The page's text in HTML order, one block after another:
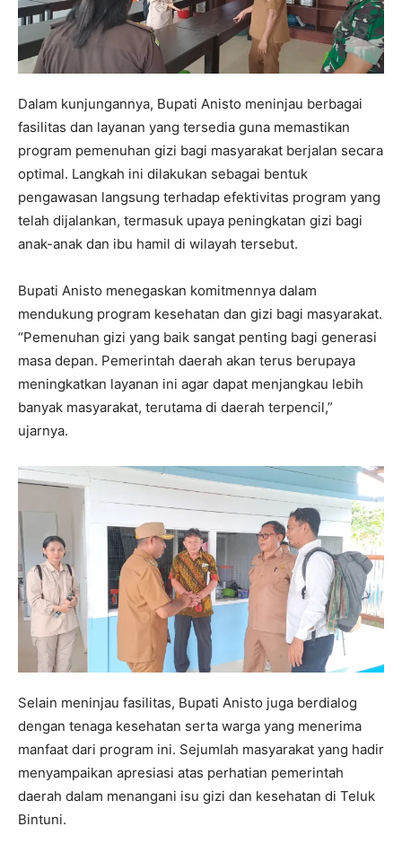
Dalam kunjungannya, Bupati Anisto meninjau berbagai
fasilitas dan layanan yang tersedia guna memastikan
program pemenuhan gizi bagi masyarakat berjalan secara
optimal. Langkah ini dilakukan sebagai bentuk
pengawasan langsung terhadap efektivitas program yang
telah dijalankan, termasuk upaya peningkatan gizi bagi
anak-anak dan ibu hamil di wilayah tersebut.
Bupati Anisto menegaskan komitmennya dalam
mendukung program kesehatan dan gizi bagi masyarakat.
“Pemenuhan gizi yang baik sangat penting bagi generasi
masa depan. Pemerintah daerah akan terus berupaya
meningkatkan layanan ini agar dapat menjangkau lebih
banyak masyarakat, terutama di daerah terpencil,”
ujarnya.
Selain meninjau fasilitas, Bupati Anisto juga berdialog
dengan tenaga kesehatan serta warga yang menerima
manfaat dari program ini. Sejumlah masyarakat yang hadir
menyampaikan apresiasi atas perhatian pemerintah
daerah dalam menangani isu gizi dan kesehatan di Teluk
Bintuni.